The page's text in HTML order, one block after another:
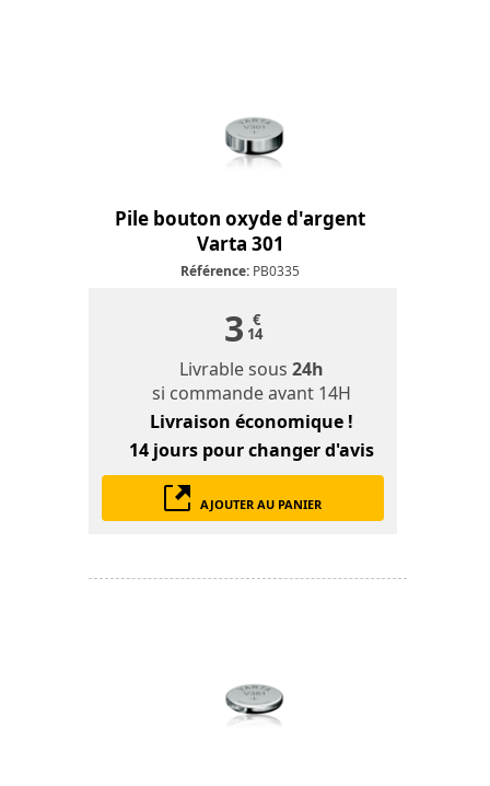
Pile bouton oxyde d'argent
Varta 301
Référence: PB0335
3 €
14
Livrable sous24h
si commande avant 14H
Livraison économique !
14 jours pour changer d'avis
AJOUTER AU PANIER